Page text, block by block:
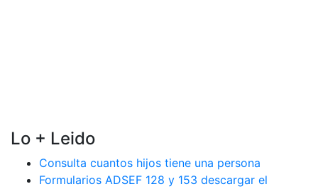
Lo + Leido
Consulta cuantos hijos tiene una persona
Formularios ADSEF 128 y 153 descargar el